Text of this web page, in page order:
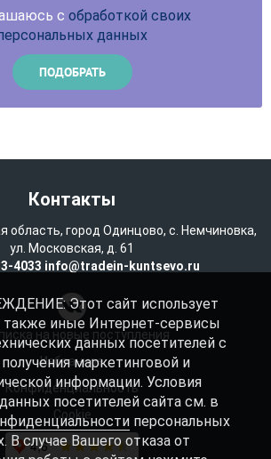
с обработкой своих
данных
Контакты
область, город Одинцово, с. Немчиновка,
ул. Московская, д. 61
4033 info@tradein-kuntsevo.ru
на новые поступления
Избранное
Конфиденциальность
Cookie
Этот сайт использует
также иные Интернет-сервисы
данных посетителей с
маркетинговой и
информации. Условия
посетителей сайта см. в
персональных
В случае Вашего отказа от